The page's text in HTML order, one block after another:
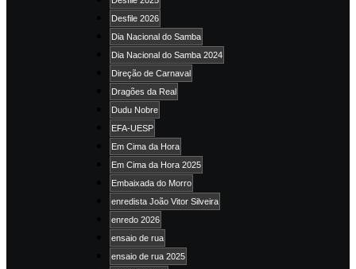
Desfile 2026
Dia Nacional do Samba
Dia Nacional do Samba 2024
Direção de Carnaval
Dragões da Real
Dudu Nobre
EFA-UESP
Em Cima da Hora
Em Cima da Hora 2025
Embaixada do Morro
enredista João Vitor Silveira
enredo 2026
ensaio de rua
ensaio de rua 2025